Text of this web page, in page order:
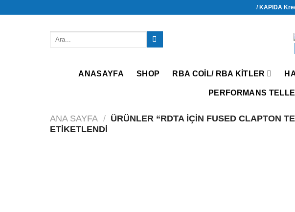
/ KAPIDA
Ara:
ANASAYFA SHOP RBA COIL/ RBA KITLER
PERFORMANS
ANA SAYFA / ÜRÜNLER “RDTA IÇIN FUSED CLAPTON
ETIKETLENDI